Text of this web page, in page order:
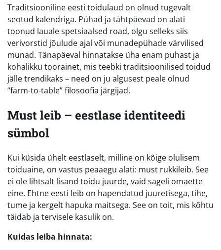
Traditsiooniline eesti toidulaud on olnud tugevalt
seotud kalendriga. Pühad ja tähtpäevad on alati
toonud lauale spetsiaalsed road, olgu selleks siis
verivorstid jõulude ajal või munadepühade värvilised
munad. Tänapäeval hinnatakse üha enam puhast ja
kohalikku toorainet, mis teebki traditsioonilised toidud
jälle trendikaks – need on ju algusest peale olnud
“farm-to-table” filosoofia järgijad.
Must leib – eestlase identiteedi
sümbol
Kui küsida ühelt eestlaselt, milline on kõige olulisem
toiduaine, on vastus peaaegu alati: must rukkileib. See
ei ole lihtsalt lisand toidu juurde, vaid sageli omaette
eine. Ehtne eesti leib on hapendatud juuretisega, tihe,
tume ja kergelt hapuka maitsega. See on toit, mis kõhtu
täidab ja tervisele kasulik on.
Kuidas leiba hinnata: